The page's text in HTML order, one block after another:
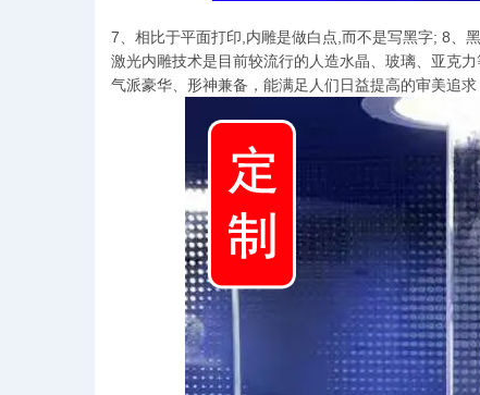
7、相比于平面打印,内雕是做白点,而不是写黑字; 8、
激光内雕技术是目前较流行的人造水晶、玻璃、亚克
气派豪华、形神兼备，能满足人们日益提高的审美追求